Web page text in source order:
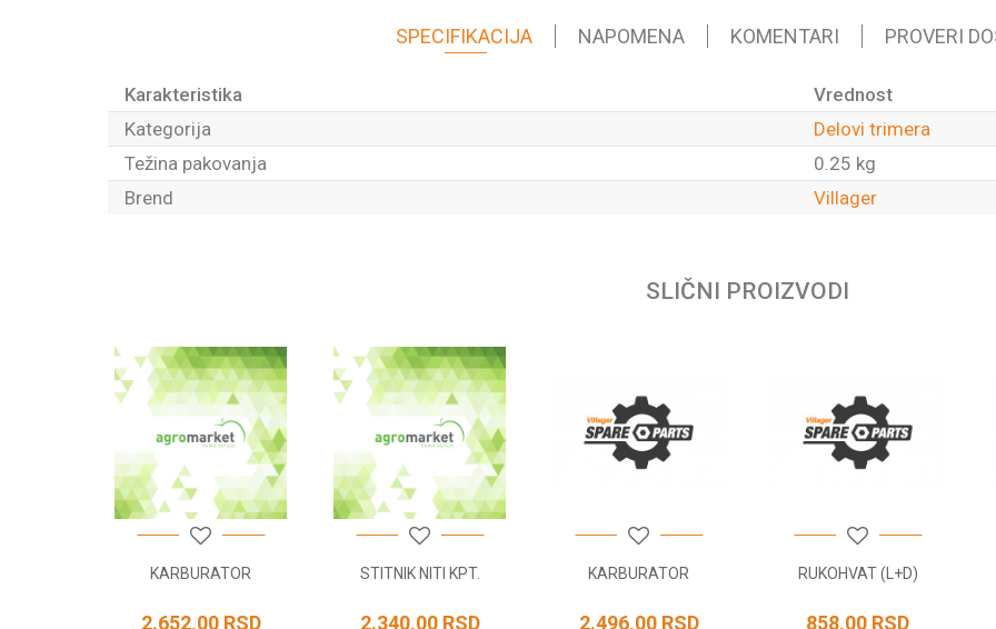
SPECIFIKACIJA NAPOMENA KOMENTARI PROVERI
Karakteristika
Vrednost
Kategorija
Delovi trimera
Težina pakovanja
0.25 kg
Brend
Villager
Poruka
POŠALJI
SLIČNI PROIZVODI
KARBURATOR
2.652,00 RSD
STITNIK NITI KPT.
2.340,00 RSD
KARBURATOR
2.496,00 RSD
RUKOHVAT (L+D)
858,00 RSD